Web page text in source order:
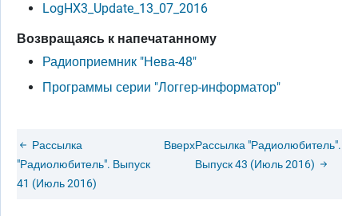
LogHX3_Update_13_07_2016
Возвращаясь к напечатанному
Радиоприемник "Нева-48"
Программы серии "Логгер-информатор"
Рассылка
"Радиолюбитель". Выпуск
41 (Июль 2016)
ВверхРассылка "Радиолюбитель".
Выпуск 43 (Июль 2016)